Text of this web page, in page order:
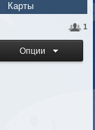
Карты
1
Опции